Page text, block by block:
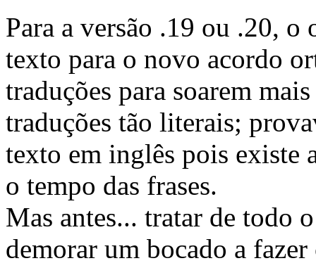
Para a versão .19 ou .20,
texto para o novo acordo
traduções para soarem
traduções tão literais;
texto em inglês pois existe
o tempo das frases.
Mas antes... tratar de todo
demorar um bocado a fazer